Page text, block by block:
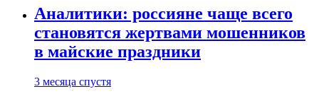
Аналитики: россияне чаще всего
становятся жертвами мошенников
в майские праздники
3 месяца спустя